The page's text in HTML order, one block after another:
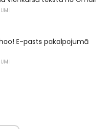
E-pasts pakalpojumā